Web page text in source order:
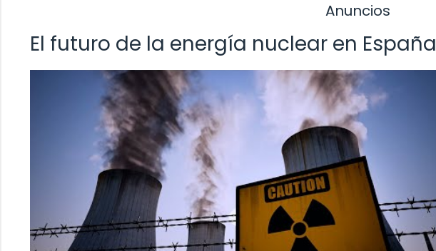
Anuncios
El futuro de la energía nuclear en España